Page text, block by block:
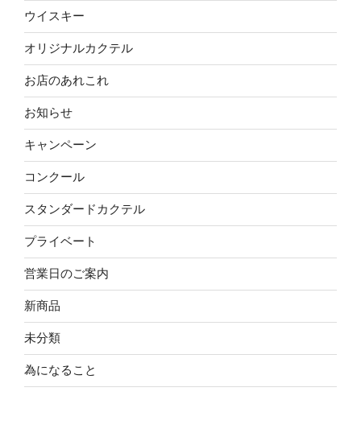
ウイスキー
オリジナルカクテル
お店のあれこれ
お知らせ
キャンペーン
コンクール
スタンダードカクテル
プライベート
営業日のご案内
新商品
未分類
為になること